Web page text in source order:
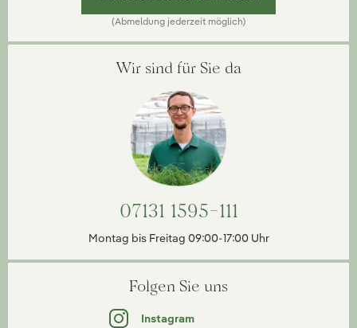
(Abmeldung jederzeit möglich)
Wir sind für Sie da
07131 1595-111
Montag bis Freitag 09:00-17:00 Uhr
Folgen Sie uns
Instagram